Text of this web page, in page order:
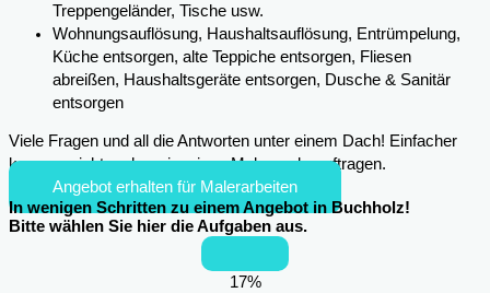
Treppengeländer, Tische usw.
Wohnungsauflösung, Haushaltsauflösung, Entrümpelung,
Küche entsorgen, alte Teppiche entsorgen, Fliesen
abreißen, Haushaltsgeräte entsorgen, Dusche & Sanitär
entsorgen
Viele Fragen und all die Antworten unter einem Dach! Einfacher
kann es nicht mehr sein, einen Maler zu beauftragen.
Angebot erhalten für Malerarbeiten
In wenigen Schritten zu einem Angebot in Buchholz!
Bitte wählen Sie hier die Aufgaben aus.
17%